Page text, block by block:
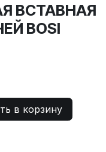
ВСТАВНАЯ
BOSI
в корзину